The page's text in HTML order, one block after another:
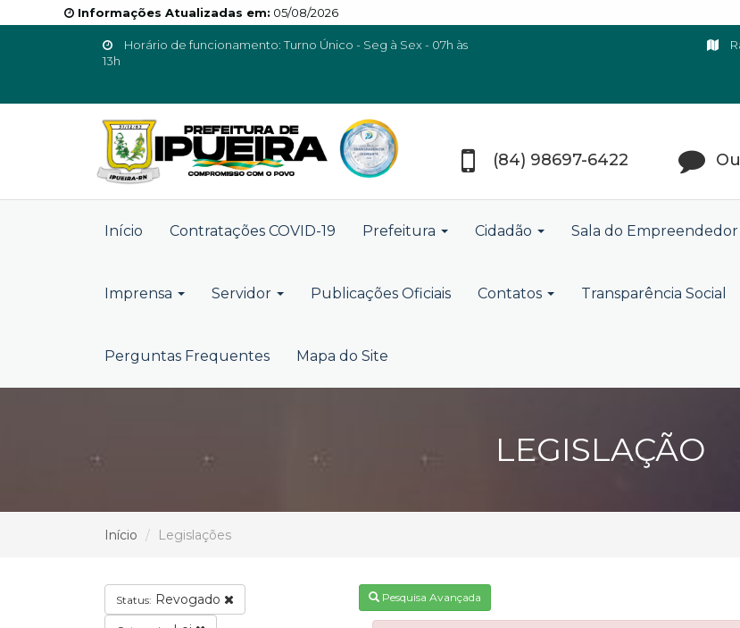
Informações Atualizadas em: 05/08/2026
Horário de funcionamento: Turno Único - Seg à Sex - 07h às
13h
(84) 98697-6422
Início Contratações COVID-19 Prefeitura Cidadão Sala do Empreendedor
Imprensa Servidor Publicações Oficiais Contatos Transparência Social
Perguntas Frequentes Mapa do Site
LEGISLAÇÃO
Início Legislações
Status: Revogado Pesquisa Avançada